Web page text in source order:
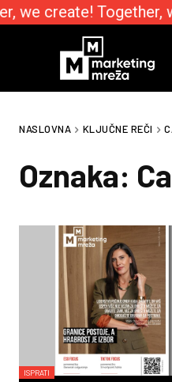
we create! Together,
NASLOVNA KLJUČNE REČI
Oznaka:
ISPRATI